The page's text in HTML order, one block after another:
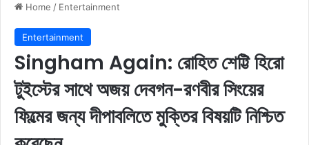
Home / Entertainment
Entertainment
Singham Again: রোহিত শেট্টি হিরো
টুইস্টের সাথে অজয় ​​দেবগন-রণবীর সিংয়ের
ফিল্মের জন্য দীপাবলিতে মুক্তির বিষয়টি নিশ্চিত